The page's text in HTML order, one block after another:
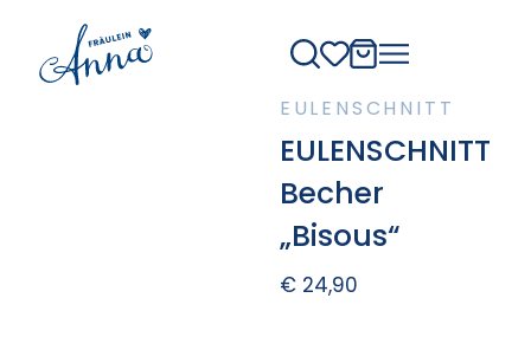
EULENSCHNITT
EULENSCHNITT
Becher
„Bisous“
€24,90